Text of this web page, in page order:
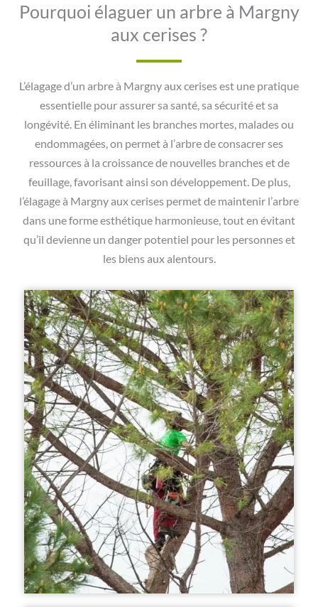
Pourquoi élaguer un arbre à Margny
aux cerises ?
L’élagage d’un arbre à Margny aux cerises est une pratique
essentielle pour assurer sa santé, sa sécurité et sa
longévité. En éliminant les branches mortes, malades ou
endommagées, on permet à l’arbre de consacrer ses
ressources à la croissance de nouvelles branches et de
feuillage, favorisant ainsi son développement. De plus,
l’élagage à Margny aux cerises permet de maintenir l’arbre
dans une forme esthétique harmonieuse, tout en évitant
qu’il devienne un danger potentiel pour les personnes et
les biens aux alentours.